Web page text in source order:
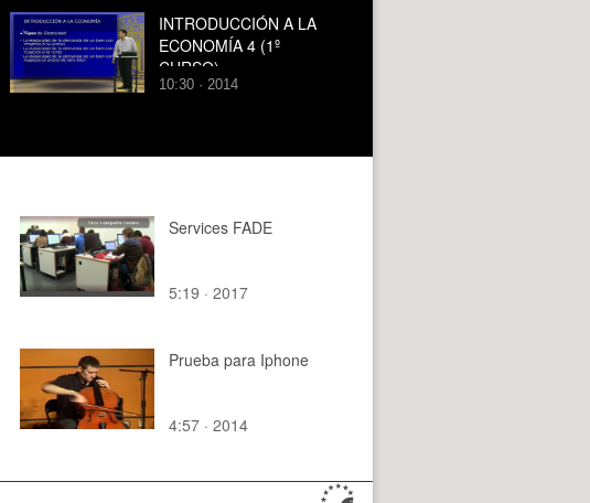
INTRODUCCIÓN A LA
ECONOMÍA 4 (1º
CURSO)
10:30 · 2014
Services FADE
5:19 · 2017
Prueba para Iphone
4:57 · 2014